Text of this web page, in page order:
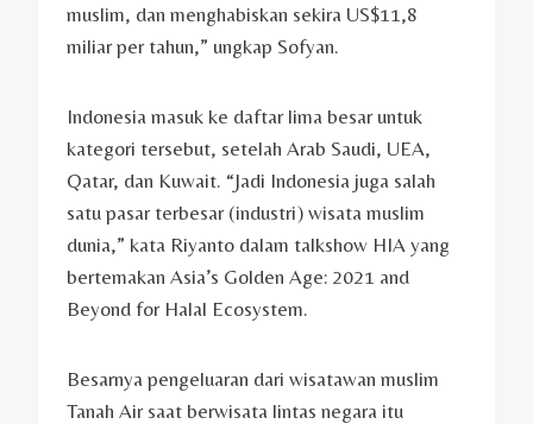
muslim, dan menghabiskan sekira US$11,8
miliar per tahun,” ungkap Sofyan.
Indonesia masuk ke daftar lima besar untuk
kategori tersebut, setelah Arab Saudi, UEA,
Qatar, dan Kuwait. “Jadi Indonesia juga salah
satu pasar terbesar (industri) wisata muslim
dunia,” kata Riyanto dalam talkshow HIA yang
bertemakan Asia’s Golden Age: 2021 and
Beyond for Halal Ecosystem.
Besarnya pengeluaran dari wisatawan muslim
Tanah Air saat berwisata lintas negara itu